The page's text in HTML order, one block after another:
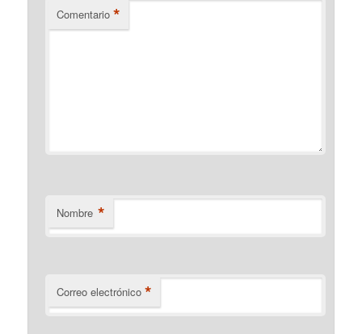
Comentario *
Nombre *
Correo electrónico *